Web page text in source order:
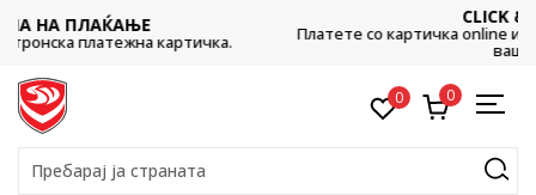
Платете со картичка online и подигнете во продавницата
0 0
Пребарај ја страната